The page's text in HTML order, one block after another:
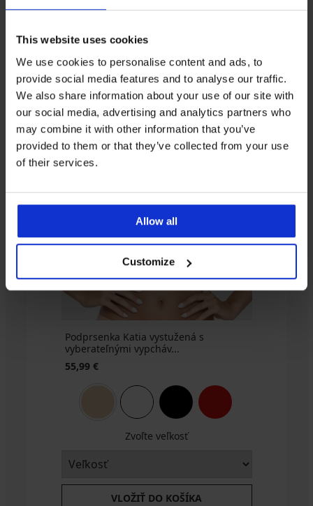
This website uses cookies
We use cookies to personalise content and ads, to
provide social media features and to analyse our traffic.
We also share information about your use of our site with
our social media, advertising and analytics partners who
may combine it with other information that you’ve
provided to them or that they’ve collected from your use
of their services.
Allow all
Customize
Nohavičky
Novato
26,99
3+1
ZADARMO
Nohavičky
klasické
23,09
€
€
Klasické
nohavičky
Sherlley
17,99
€
3+1
ZADARMO
Way
32,99
Bikiny
kalhotky
NATURANA
Thursday
16,80
€
€
Klasické
nohavičky
Blanca
so
akcia
Podprsenka Katia vystužená s
vyberateľnými vypcháv...
55,99 €
Zvoľte veľkosť
VLOŽIŤ DO KOŠÍKA